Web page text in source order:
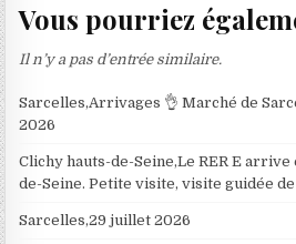
Vous pourriez
Il n’y a pas d’entrée similaire.
Sarcelles,Arrivages 👌 Marché de
2026
Clichy hauts-de-Seine,Le RER E arrive
de-Seine. Petite visite, visite guidée de
Sarcelles,29 juillet 2026